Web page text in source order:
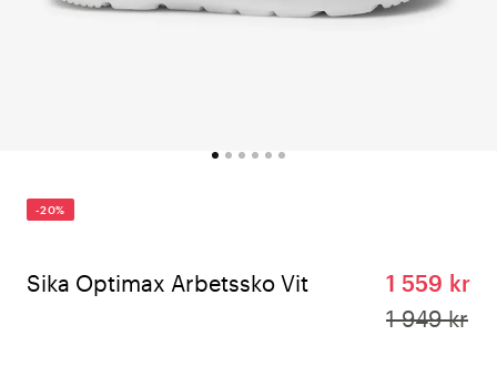
-20%
Sika Optimax Arbetssko Vit
1 559 kr
1 949 kr